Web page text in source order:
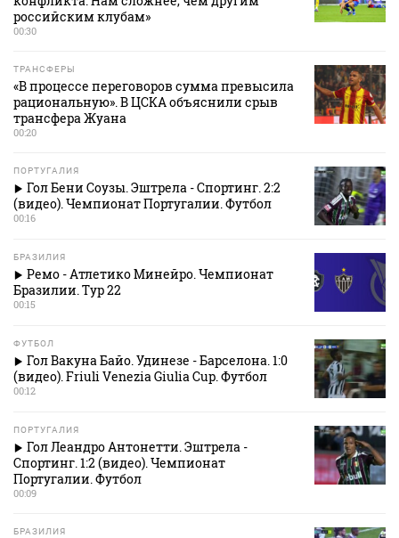
российским клубам»
00:30
ТРАНСФЕРЫ
«В процессе переговоров сумма превысила
рациональную». В ЦСКА объяснили срыв
трансфера Жуана
00:20
ПОРТУГАЛИЯ
Гол Бени Соузы. Эштрела - Спортинг. 2:2
(видео). Чемпионат Португалии. Футбол
00:16
БРАЗИЛИЯ
Ремо - Атлетико Минейро. Чемпионат
Бразилии. Тур 22
00:15
ФУТБОЛ
Гол Вакуна Байо. Удинезе - Барселона. 1:0
(видео). Friuli Venezia Giulia Cup. Футбол
00:12
ПОРТУГАЛИЯ
Гол Леандро Антонетти. Эштрела -
Спортинг. 1:2 (видео). Чемпионат
Португалии. Футбол
00:09
БРАЗИЛИЯ